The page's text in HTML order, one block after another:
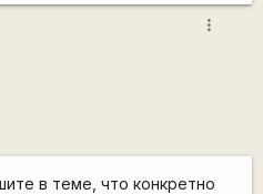
more_vert
в теме, что конкретно